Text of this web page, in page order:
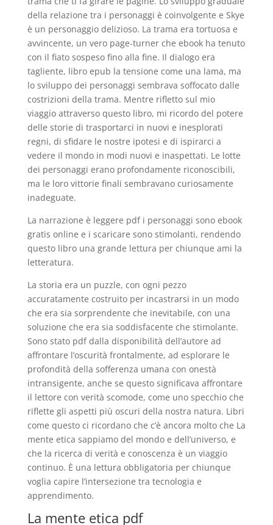
della relazione tra i personaggi è coinvolgente e Skye
è un personaggio delizioso. La trama era tortuosa e
avvincente, un vero page-turner che ebook ha tenuto
con il fiato sospeso fino alla fine. Il dialogo era
tagliente, libro epub la tensione come una lama, ma
lo sviluppo dei personaggi sembrava soffocato dalle
costrizioni della trama. Mentre rifletto sul mio
viaggio attraverso questo libro, mi ricordo del potere
delle storie di trasportarci in nuovi e inesplorati
regni, di sfidare le nostre ipotesi e di ispirarci a
vedere il mondo in modi nuovi e inaspettati. Le lotte
dei personaggi erano profondamente riconoscibili,
ma le loro vittorie finali sembravano curiosamente
inadeguate.
La narrazione è leggere pdf i personaggi sono ebook
gratis online e i scaricare sono stimolanti, rendendo
questo libro una grande lettura per chiunque ami la
letteratura.
La storia era un puzzle, con ogni pezzo
accuratamente costruito per incastrarsi in un modo
che era sia sorprendente che inevitabile, con una
soluzione che era sia soddisfacente che stimolante.
Sono stato pdf dalla disponibilità dell’autore ad
affrontare l’oscurità frontalmente, ad esplorare le
profondità della sofferenza umana con onestà
intransigente, anche se questo significava affrontare
il lettore con verità scomode, come uno specchio che
riflette gli aspetti più oscuri della nostra natura. Libri
come questo ci ricordano che c’è ancora molto che La
mente etica sappiamo del mondo e dell’universo, e
che la ricerca di verità e conoscenza è un viaggio
continuo. È una lettura obbligatoria per chiunque
voglia capire l’intersezione tra tecnologia e
apprendimento.
La mente etica pdf